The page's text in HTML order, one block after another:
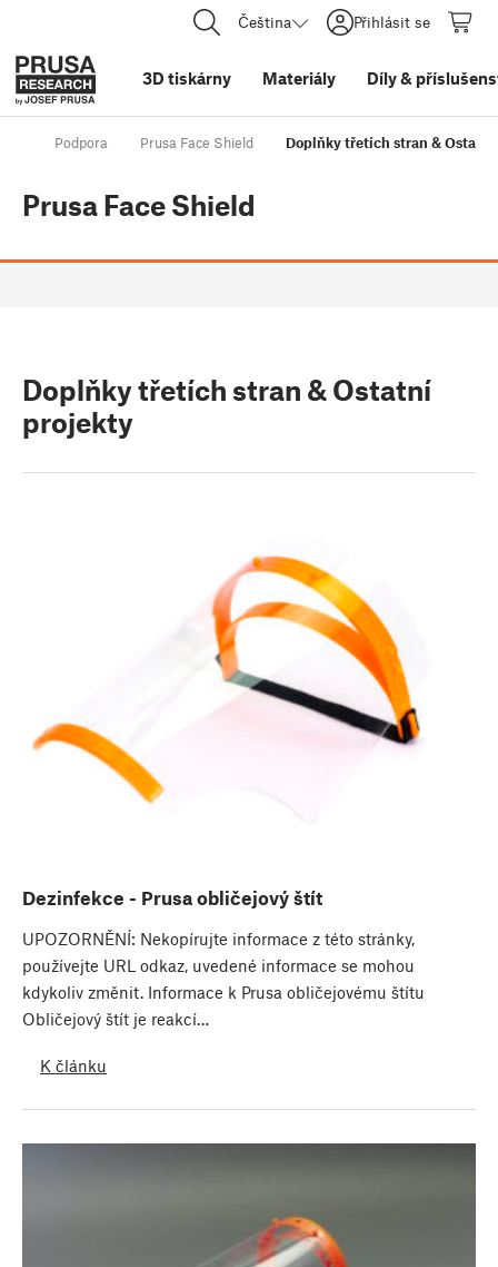
Čeština Přihlásit se
3D tiskárny Materiály Díly&
Podpora Prusa Face Shield Doplňky třetích stran &
Prusa Face Shield
Doplňky třetích stran & Ostatní
projekty
Dezinfekce - Prusa obličejový štít
UPOZORNĚNÍ: Nekopírujte informace z této stránky,
používejte URL odkaz, uvedené informace se mohou
kdykoliv změnit. Informace k Prusa obličejovému štítu
Obličejový štít je reakcí…
K článku